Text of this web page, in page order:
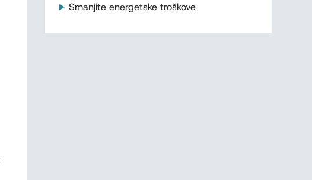
Smanjite energetske troškove